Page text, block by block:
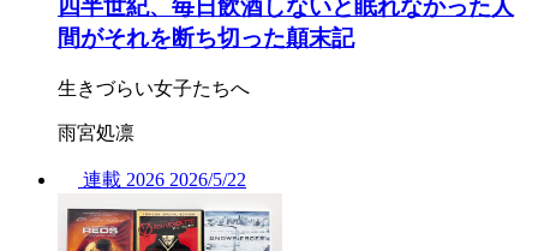
四半世紀、毎日飲酒しないと眠れなかった人
間がそれを断ち切った顛末記
生きづらい女子たちへ
雨宮処凛
連載 2026 2026/5/22